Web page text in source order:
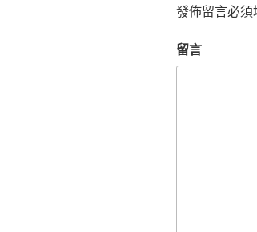
發佈留言必須
留言